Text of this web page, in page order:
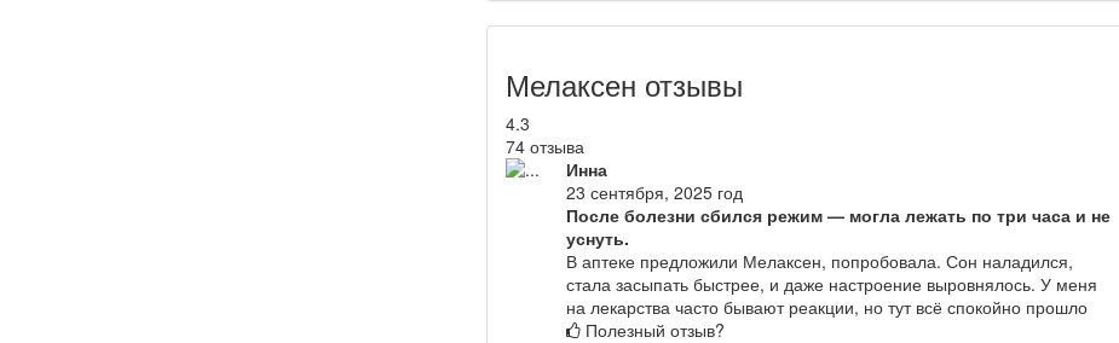
Мелаксен отзывы
4.3
74 отзыва
Инна
23 сентября, 2025 год
После болезни сбился режим — могла лежать по три часа и не
уснуть.
В аптеке предложили Мелаксен, попробовала. Сон наладился,
стала засыпать быстрее, и даже настроение выровнялось. У меня
на лекарства часто бывают реакции, но тут всё спокойно прошло
Полезный отзыв?